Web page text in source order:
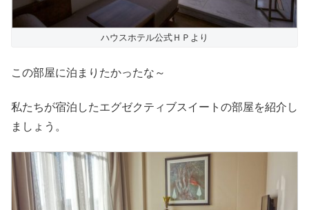
ハウスホテル公式ＨＰより
この部屋に泊まりたかったな～
私たちが宿泊したエグゼクティブスイートの部屋を紹介し
ましょう。